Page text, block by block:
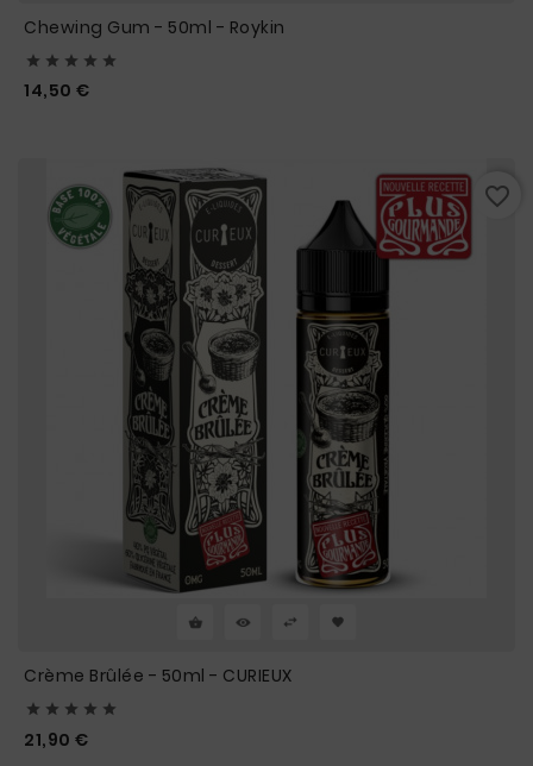
Chewing Gum - 50ml - Roykin
    
14,50 €
Crème Brûlée - 50ml - CURIEUX
    
21,90 €
favorite_border